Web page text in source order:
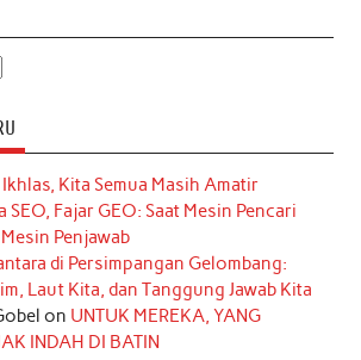
Kita Semua Masih Amatir
SEO, Fajar GEO: Saat Mesin Pencari
Penjawab
di Persimpangan Gelombang:
Laut Kita, dan Tanggung Jawab Kita
on UNTUK MEREKA, YANG
INDAH DI BATIN